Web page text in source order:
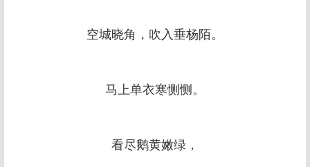
空城晓角，吹入垂杨陌。
马上单衣寒恻恻。
看尽鹅黄嫩绿，